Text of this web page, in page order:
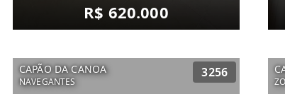
R$ 620.000
CAPÃO DA CANOA
NAVEGANTES
3256